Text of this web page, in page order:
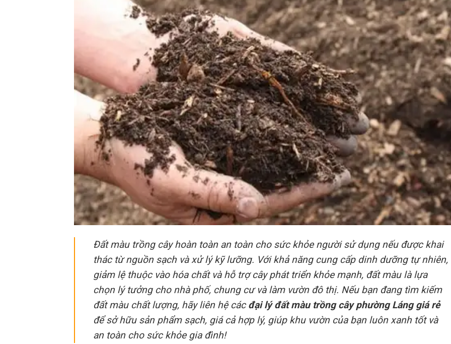
Đất màu trồng cây hoàn toàn an toàn cho sức khỏe người sử dụng nếu được khai
thác từ nguồn sạch và xử lý kỹ lưỡng. Với khả năng cung cấp dinh dưỡng tự nhiên,
giảm lệ thuộc vào hóa chất và hỗ trợ cây phát triển khỏe mạnh, đất màu là lựa
chọn lý tưởng cho nhà phố, chung cư và làm vườn đô thị. Nếu bạn đang tìm kiếm
đất màu chất lượng, hãy liên hệ cácđại lý đất màu trồng cây phường Láng giá rẻ
để sở hữu sản phẩm sạch, giá cả hợp lý, giúp khu vườn của bạn luôn xanh tốt và
an toàn cho sức khỏe gia đình!